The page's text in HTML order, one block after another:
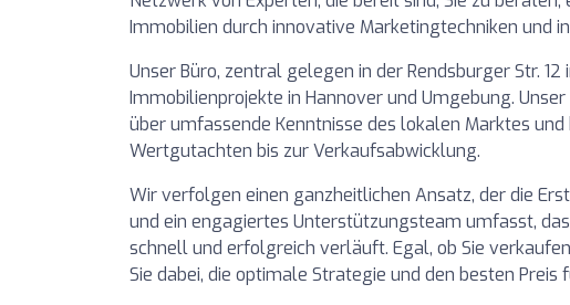
Immobilien durch innovative Marketingtechniken und
Unser Büro, zentral gelegen in der Rendsburger Str.
Immobilienprojekte in Hannover und Umgebung.
über umfassende Kenntnisse des lokalen Marktes
Wertgutachten bis zur Verkaufsabwicklung.
Wir verfolgen einen ganzheitlichen Ansatz, der die
und ein engagiertes Unterstützungsteam umfasst,
schnell und erfolgreich verläuft. Egal, ob Sie
Sie dabei, die optimale Strategie und den besten Preis